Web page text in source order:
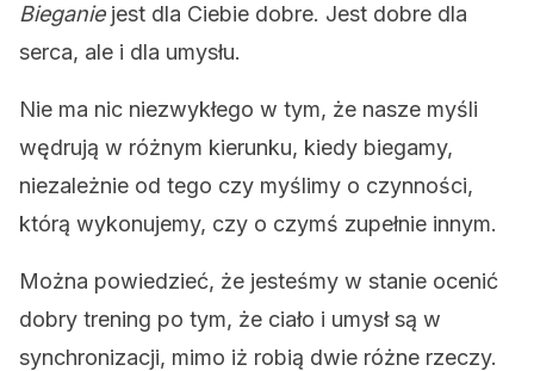
Bieganiejest dla Ciebie dobre. Jest dobre dla
serca, ale i dla umysłu.
Nie ma nic niezwykłego w tym, że nasze myśli
wędrują w różnym kierunku, kiedy biegamy,
niezależnie od tego czy myślimy o czynności,
którą wykonujemy, czy o czymś zupełnie innym.
Można powiedzieć, że jesteśmy w stanie ocenić
dobry trening po tym, że ciało i umysł są w
synchronizacji, mimo iż robią dwie różne rzeczy.